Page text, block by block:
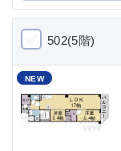
502(5階)
NEW